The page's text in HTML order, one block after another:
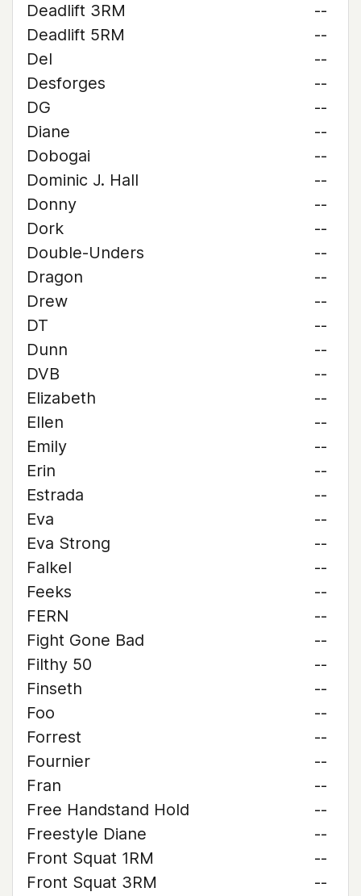
Deadlift 3RM
--
Deadlift 5RM
--
Del
--
Desforges
--
DG
--
Diane
--
Dobogai
--
Dominic J. Hall
--
Donny
--
Dork
--
Double-Unders
--
Dragon
--
Drew
--
DT
--
Dunn
--
DVB
--
Elizabeth
--
Ellen
--
Emily
--
Erin
--
Estrada
--
Eva
--
Eva Strong
--
Falkel
--
Feeks
--
FERN
--
Fight Gone Bad
--
Filthy 50
--
Finseth
--
Foo
--
Forrest
--
Fournier
--
Fran
--
Free Handstand Hold
--
Freestyle Diane
--
Front Squat 1RM
--
Front Squat 3RM
--